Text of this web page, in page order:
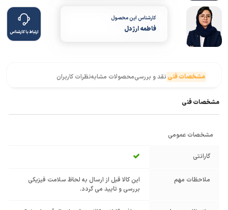
کارشناس این محصول
فاطمه ارژدل ارتباط با کارشناس
مشخصات فنی نقد و بررسیمحصولات مشابهنظرات کاربران
مشخصات فنی
مشخصات عمومی
گارانتی
ملاحظات مهم
این کالا قبل از ارسال به لحاظ سلامت فیزیکی
بررسی و تایید می گردد.